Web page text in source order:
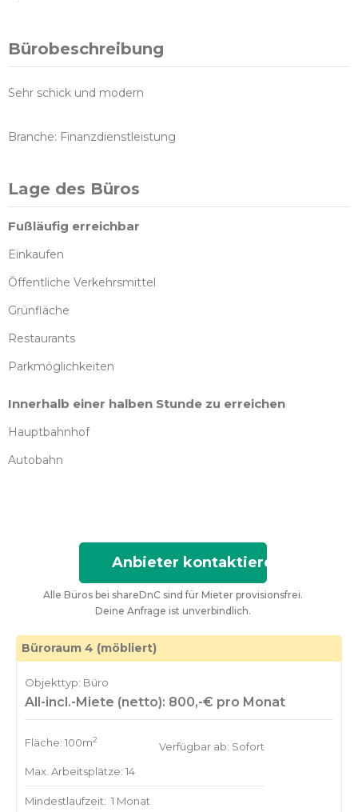
Bürobeschreibung
Sehr schick und modern
Branche: Finanzdienstleistung
Lage des Büros
Fußläufig erreichbar
Einkaufen
Öffentliche Verkehrsmittel
Grünfläche
Restaurants
Parkmöglichkeiten
Innerhalb einer halben Stunde zu erreichen
Hauptbahnhof
Autobahn
Anbieter kontaktieren
Alle Büros bei shareDnC sind für Mieter provisionsfrei.
Deine Anfrage ist unverbindlich.
Büroraum 4 (möbliert)
Objekttyp: Büro
All-incl.-Miete (netto): 800,-€ pro Monat
Fläche: 100m2
Max. Arbeitsplätze: 14
Verfügbar ab: Sofort
Mindestlaufzeit: 1 Monat